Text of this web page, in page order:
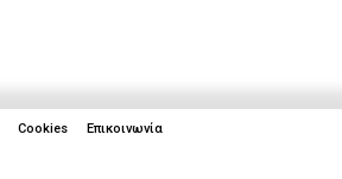
Cookies Επικοινωνία